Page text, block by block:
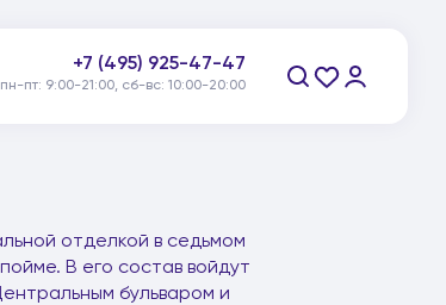
+7 (495) 925-47-47
пн-пт: 9:00-21:00, сб-вс: 10:00-20:00
отделкой в седьмом
В его состав войдут
бульваром и